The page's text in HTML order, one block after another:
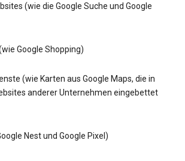
(wie die Google Suche und Google
Google Shopping)
(wie Karten aus Google Maps, die in
anderer Unternehmen eingebettet
Nest und Google Pixel)